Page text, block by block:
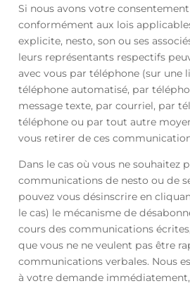
Si nous avons votre
conformément aux lois
explicite, nesto, son ou ses
leurs représentants respectifs
avec vous par téléphone (sur une
téléphone automatisé, par
message texte, par courriel, par
téléphone ou par tout autre
vous retirer de ces
Dans le cas où vous ne souhaitez
communications de nesto ou de
pouvez vous désinscrire en
le cas) le mécanisme de
cours des communications
que vous ne ne veulent pas être
communications verbales. Nous
à votre demande